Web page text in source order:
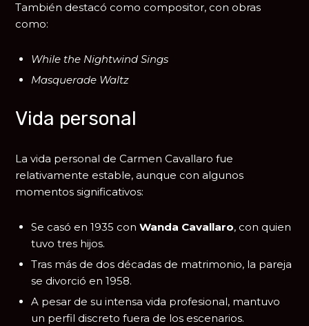
También destacó como compositor, con obras
como:
While the Nightwind Sings
Masquerade Waltz
Vida personal
La vida personal de Carmen Cavallaro fue
relativamente estable, aunque con algunos
momentos significativos:
Se casó en 1935 conWanda Cavallaro, con quien
tuvo tres hijos.
Tras más de dos décadas de matrimonio, la pareja
se divorció en 1958.
A pesar de su intensa vida profesional, mantuvo
un perfil discreto fuera de los escenarios.